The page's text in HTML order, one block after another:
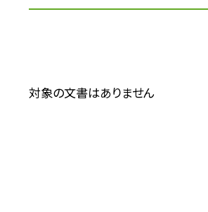
対象の文書はありません